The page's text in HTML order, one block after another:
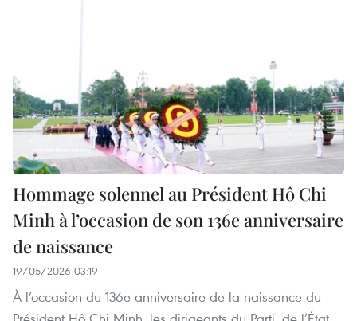
Hommage solennel au Président Hô Chi
Minh à l’occasion de son 136e anniversaire
de naissance
19/05/2026 03:19
À l’occasion du 136e anniversaire de la naissance du